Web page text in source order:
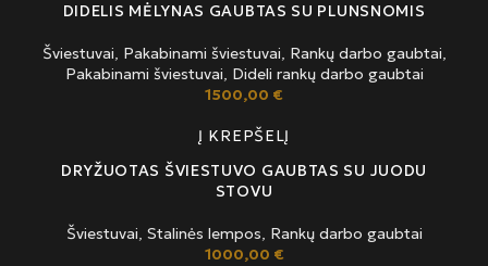
DIDELIS MĖLYNAS GAUBTAS SU PLUNSNOMIS
Šviestuvai, Pakabinami šviestuvai, Rankų darbo gaubtai,
Pakabinami šviestuvai, Dideli rankų darbo gaubtai
1500,00 €
Į KREPŠELĮ
DRYŽUOTAS ŠVIESTUVO GAUBTAS SU JUODU
STOVU
Šviestuvai, Stalinės lempos, Rankų darbo gaubtai
1000,00 €